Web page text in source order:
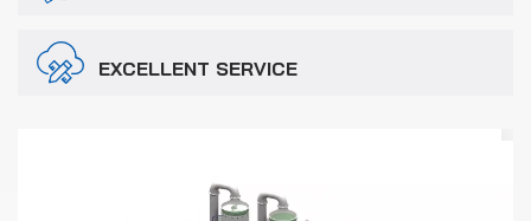
EXCELLENT SERVICE